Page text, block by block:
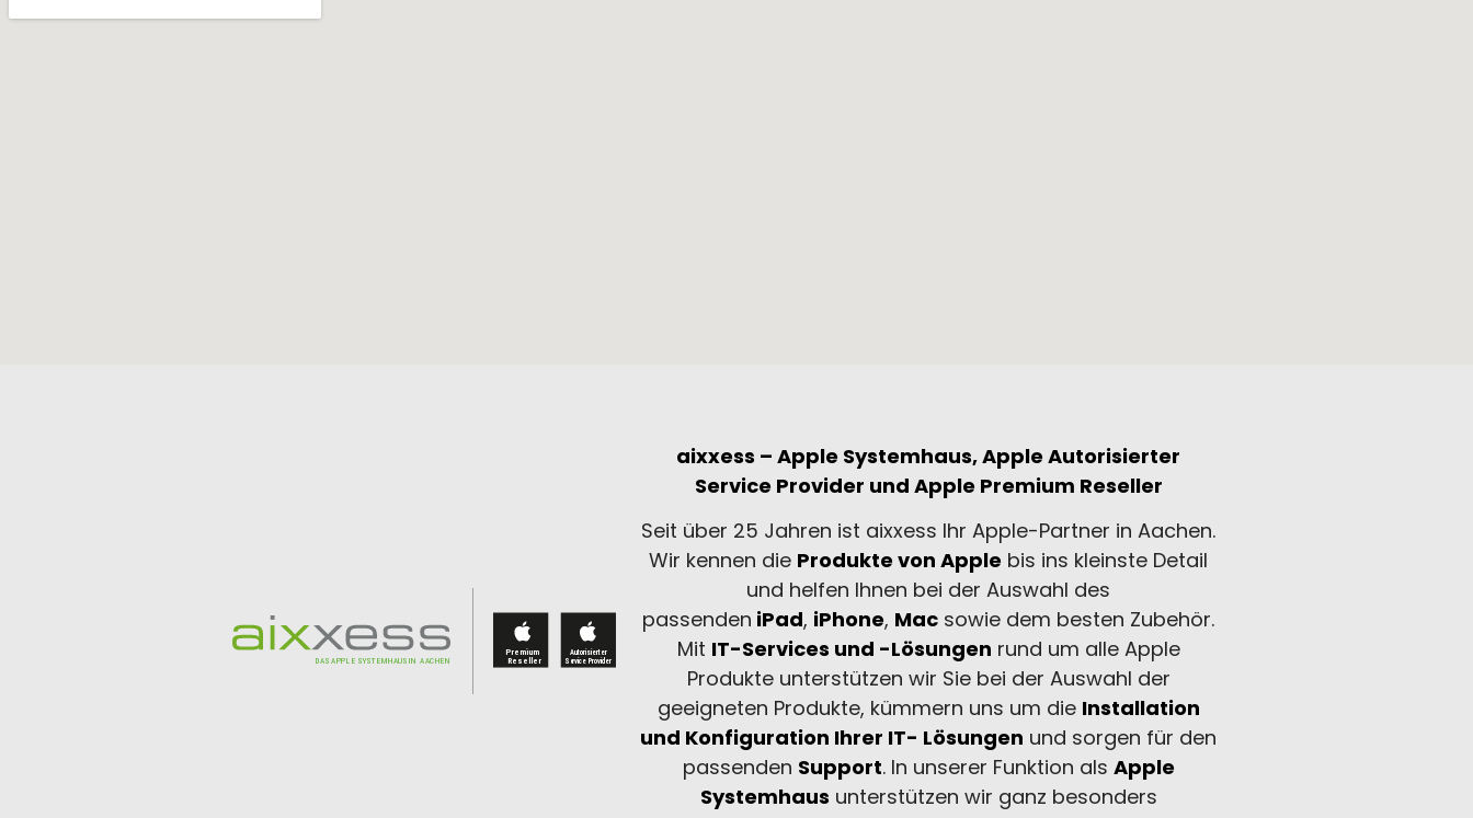
aixxess – Apple Systemhaus,Apple Autorisierter
Service Provider und Apple Premium Reseller
Seit über 25 Jahren ist aixxess Ihr Apple-Partner in Aachen.
Wir kennen die Produkte von Apple bis ins kleinste Detail
und helfen Ihnen bei der Auswahl des
passenden iPad, iPhone, Mac sowie dem besten Zubehör.
Mit IT-Services und -Lösungen rund um alle Apple
Produkte unterstützen wir Sie bei der Auswahl der
geeigneten Produkte, kümmern uns um die Installation
und Konfiguration Ihrer IT- Lösungen und sorgen für den
passenden Support. In unserer Funktion als Apple
Systemhaus unterstützen wir ganz besonders